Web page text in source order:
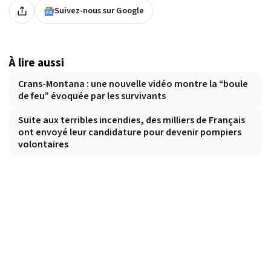
Suivez-nous sur Google
À lire aussi
Crans-Montana : une nouvelle vidéo montre la “boule
de feu” évoquée par les survivants
Suite aux terribles incendies, des milliers de Français
ont envoyé leur candidature pour devenir pompiers
volontaires